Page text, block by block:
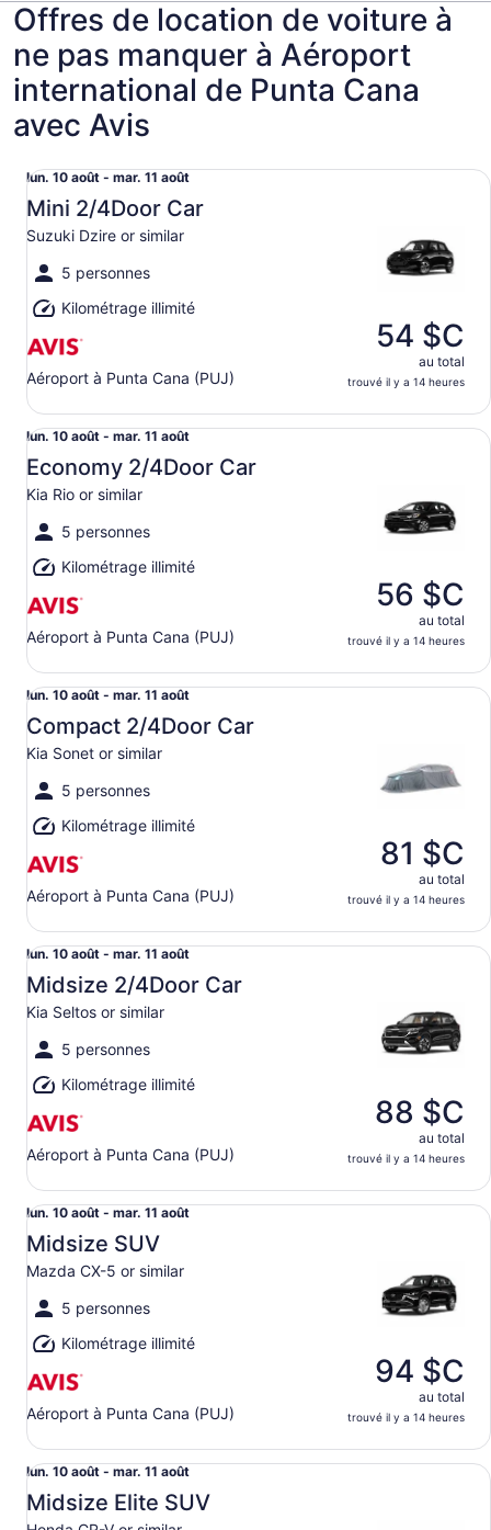
Offres de location de voiture à
ne pas manquer à Aéroport
international de Punta Cana
avec Avis
Du lun.
10
août
au mar.
11
août
lun. 10 août - mar. 11 août
Mini 2/4Door Car
Suzuki Dzire or similar
5 personnes
Kilométrage illimité
Aéroport à Punta Cana (PUJ)
54 $C
au total
trouvé il y a 14 heures
Mini 2/4Door Car Suzuki Dzire or similar
Du lun.
10
août
au mar.
11
août
lun. 10 août - mar. 11 août
Economy 2/4Door Car
Kia Rio or similar
5 personnes
Kilométrage illimité
Aéroport à Punta Cana (PUJ)
56 $C
au total
trouvé il y a 14 heures
Economy 2/4Door Car Kia Rio or similar
Du lun.
10
août
au mar.
11
août
lun. 10 août - mar. 11 août
Compact 2/4Door Car
Kia Sonet or similar
5 personnes
Kilométrage illimité
Aéroport à Punta Cana (PUJ)
81 $C
au total
trouvé il y a 14 heures
Compact 2/4Door Car Kia Sonet or similar
Du lun.
10
août
au mar.
11
août
lun. 10 août - mar. 11 août
Midsize 2/4Door Car
Kia Seltos or similar
5 personnes
Kilométrage illimité
Aéroport à Punta Cana (PUJ)
88 $C
au total
trouvé il y a 14 heures
Midsize 2/4Door Car Kia Seltos or similar
Du lun.
10
août
au mar.
11
août
lun. 10 août - mar. 11 août
Midsize SUV
Mazda CX-5 or similar
5 personnes
Kilométrage illimité
Aéroport à Punta Cana (PUJ)
94 $C
au total
trouvé il y a 14 heures
Midsize SUV Mazda CX-5 or similar
Du lun.
10
août
lun. 10 août - mar. 11 août
Midsize Elite SUV
Midsize Elite SUV Honda CR-V or similar